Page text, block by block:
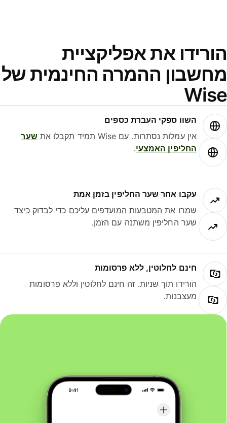
את אפליקציית
ההמרה החינמית של
השוו ספקי העברת כספים
אין עמלות נסתרות. עם Wise תמיד תקבלו את
שער
החליפין האמצעי.
עקבו אחר שער החליפין בזמן אמת
שמרו את המטבעות המועדפים עליכם כדי לבדוק כיצד
שער החליפין משתנה עם הזמן.
חינם לחלוטין, ללא פרסומות
הורידו תוך שניות. זה חינם לחלוטין וללא פרסומות
מעצבנות.